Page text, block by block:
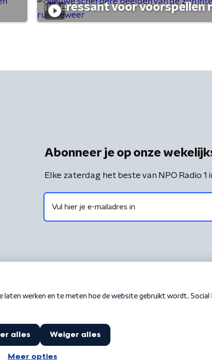
interessant voor voorspellen
Abonneer je op onze
Elke zaterdag het beste van NPO Radio 1